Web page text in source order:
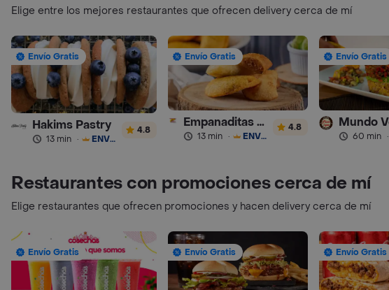
Elige entre los mejores restaurantes que ofrecen delivery cerca de mí
Envío Gratis
Hakims Pastry
13 min · ENVÍO GRATIS
4.8
Envío Gratis
Empanaditas de Pipian - Empanadas
13 min · ENVÍO GRATIS
4.8
Envío Gratis
60 min ·
Restaurantes con promociones cerca de mí
Elige restaurantes que ofrecen promociones y hacen delivery cerca de mí
Envío Gratis Envío Gratis Envío Gratis